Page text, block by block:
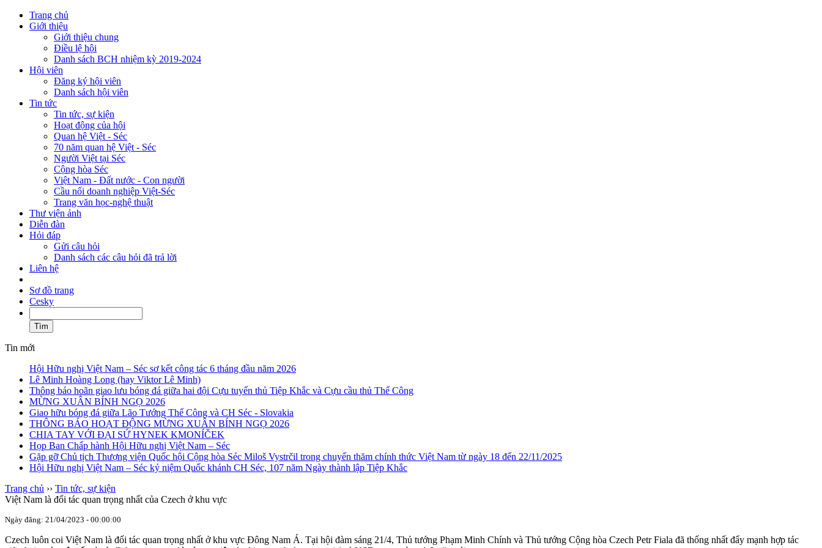
Trang chủ
Giới thiệu
Giới thiệu chung
Điều lệ hội
Danh sách BCH nhiệm kỳ 2019-2024
Hội viên
Đăng ký hội viên
Danh sách hội viên
Tin tức
Tin tức, sự kiện
Hoạt động của hội
Quan hệ Việt - Séc
70 năm quan hệ Việt - Séc
Người Việt tại Séc
Cộng hòa Séc
Việt Nam - Đất nước - Con người
Cầu nối doanh nghiệp Việt-Séc
Trang văn học-nghệ thuật
Thư viện ảnh
Diễn đàn
Hỏi đáp
Gửi câu hỏi
Danh sách các câu hỏi đã trả lời
Liên hệ
Sơ đồ trang
Cesky
Tin mới
Hội Hữu nghị Việt Nam – Séc sơ kết công tác 6 tháng đầu năm 2026
Lê Minh Hoàng Long (hay Viktor Lê Minh)
Thông báo hoãn giao lưu bóng đá giữa hai đội Cựu tuyển thủ Tiệp Khắc và Cựu cầu thủ Thể Công
MỪNG XUÂN BÍNH NGỌ 2026
Giao hữu bóng đá giữa Lão Tướng Thể Công và CH Séc - Slovakia
THÔNG BÁO HOẠT ĐỘNG MỪNG XUÂN BÍNH NGỌ 2026
CHIA TAY VỚI ĐẠI SỨ HYNEK KMONÍČEK
Họp Ban Chấp hành Hội Hữu nghị Việt Nam – Séc
Gặp gỡ Chủ tịch Thượng viện Quốc hội Cộng hòa Séc Miloš Vystrčil trong chuyến thăm chính thức Việt Nam từ ngày 18 đến 22/11/2025
Hội Hữu nghị Việt Nam – Séc kỷ niệm Quốc khánh CH Séc, 107 năm Ngày thành lập Tiệp Khắc
Trang chủ ›› Tin tức, sự kiện
Việt Nam là đối tác quan trọng nhất của Czech ở khu vực
Ngày đăng: 21/04/2023 - 00:00:00
Czech luôn coi Việt Nam là đối tác quan trọng nhất ở khu vực Đông Nam Á. Tại hội đàm sáng 21/4, Thủ tướng Phạm Minh Chính và Thủ tướng Cộng hòa Czech Petr Fiala đã thống nhất đẩy mạnh hợp tác